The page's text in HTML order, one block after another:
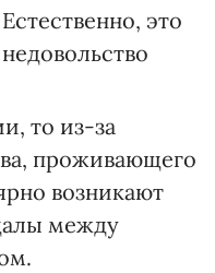
это
то из-за
проживающего
возникают
между